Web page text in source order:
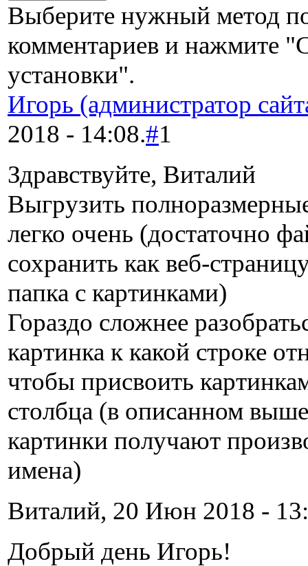
Выберите нужный метод
комментариев и нажмите
установки".
Игорь (администратор
2018 - 14:08.#1
Здравствуйте, Виталий
Выгрузить
легко очень (достаточно
сохранить как веб-
папка с картинками)
Гораздо сложнее
картинка к какой строке
чтобы присвоить
столбца (в описанном
картинки получают
имена)
Виталий, 20 Июн 2018 -
Добрый день Игорь!